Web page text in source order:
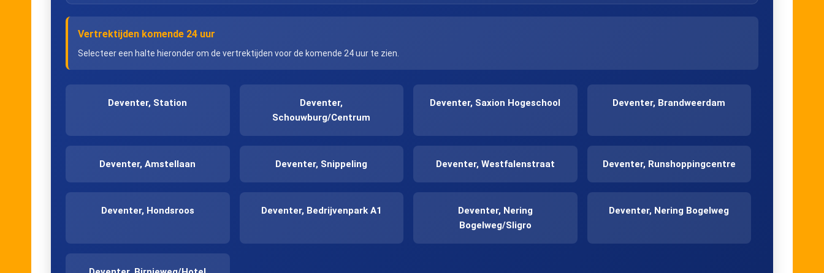
Vertrektijden komende 24 uur
Selecteer een halte hieronder om de vertrektijden voor de komende 24 uur te zien.
Deventer, Station
Deventer,
Schouwburg/Centrum
Deventer, Saxion Hogeschool Deventer, Brandweerdam
Deventer, Amstellaan Deventer, Snippeling Deventer, Westfalenstraat Deventer, Runshoppingcentre
Deventer, Hondsroos Deventer, Bedrijvenpark A1
Deventer, Nering
Bogelweg/Sligro
Deventer, Nering Bogelweg